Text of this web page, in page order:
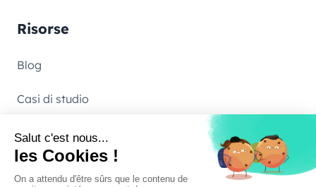
Risorse
Blog
Casi di studio
Termini e Condizioni